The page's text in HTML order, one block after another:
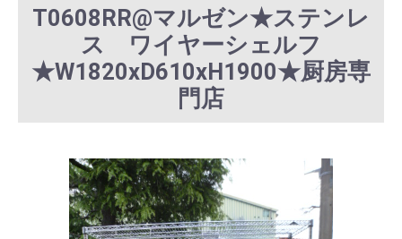
T0608RR@マルゼン★ステンレ
ス ワイヤーシェルフ
★W1820xD610xH1900★厨房専
門店